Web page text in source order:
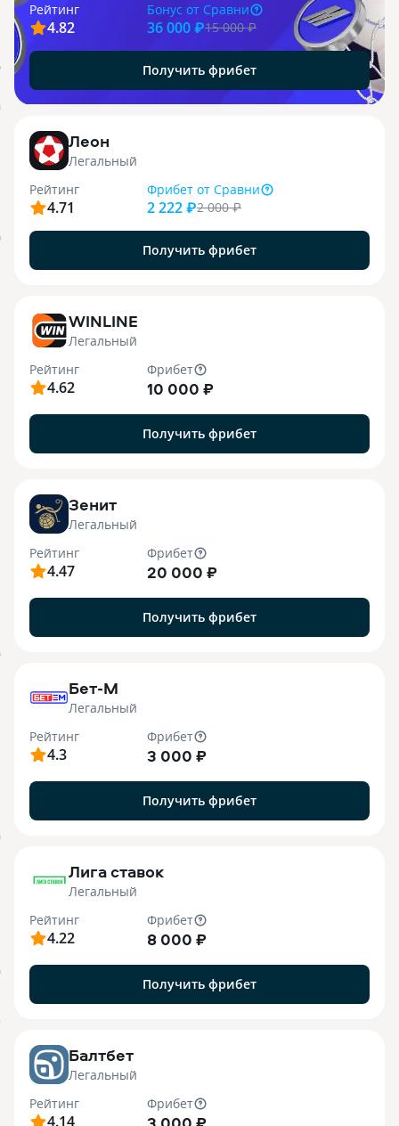
Рейтинг
4.82
Бонус от Сравни
36 000 ₽15 000₽
Получить фрибет
Леон
Легальный
Рейтинг
4.71
Фрибет от Сравни
2 222 ₽2 000₽
Получить фрибет
WINLINE
Легальный
Рейтинг
4.62
Фрибет
10 000 ₽
Получить фрибет
Зенит
Легальный
Рейтинг
4.47
Фрибет
20 000 ₽
Получить фрибет
Бет-М
Легальный
Рейтинг
4.3
Фрибет
3 000 ₽
Получить фрибет
Лига ставок
Легальный
Рейтинг
4.22
Фрибет
8 000 ₽
Получить фрибет
Балтбет
Легальный
Рейтинг
4.14
Фрибет